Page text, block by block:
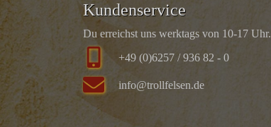
Kundenservice
Du erreichst uns werktags von 10-17 Uhr.
+49 (0)6257 / 936 82 - 0
info@trollfelsen.de